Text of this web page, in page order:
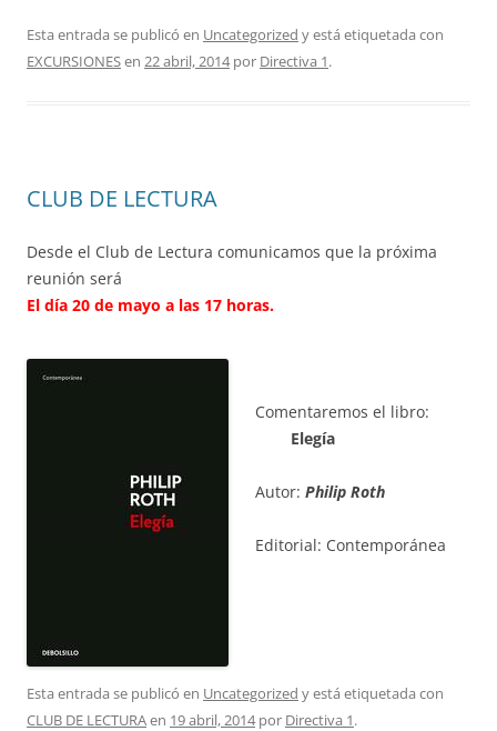
Esta entrada se publicó en Uncategorized y está etiquetada con
EXCURSIONESen 22 abril, 2014por Directiva 1.
CLUB DE LECTURA
Desde el Club de Lectura comunicamos que la próxima
reunión será
El día 20 de mayo a las 17 horas.
Comentaremos el libro:
Elegía
Autor: Philip Roth
Editorial: Contemporánea
Esta entrada se publicó en Uncategorized y está etiquetada con
CLUB DE LECTURAen 19 abril, 2014por Directiva 1.